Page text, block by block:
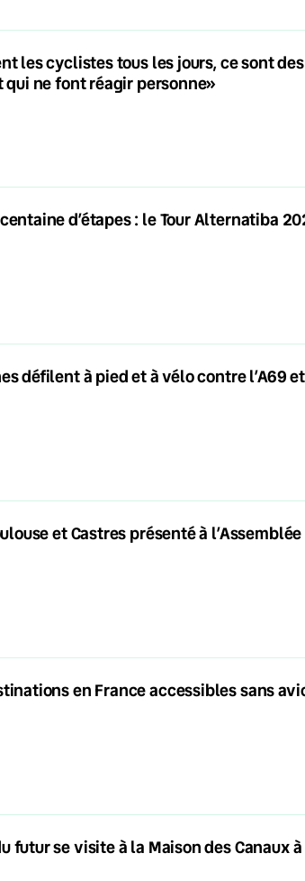
les cyclistes tous les jours, ce sont des
ne font réagir personne»
d’étapes : le Tour Alternatiba
défilent à pied et à vélo contre l’A69
et Castres présenté à l’Assemblée
en France accessibles sans
futur se visite à la Maison des Canaux